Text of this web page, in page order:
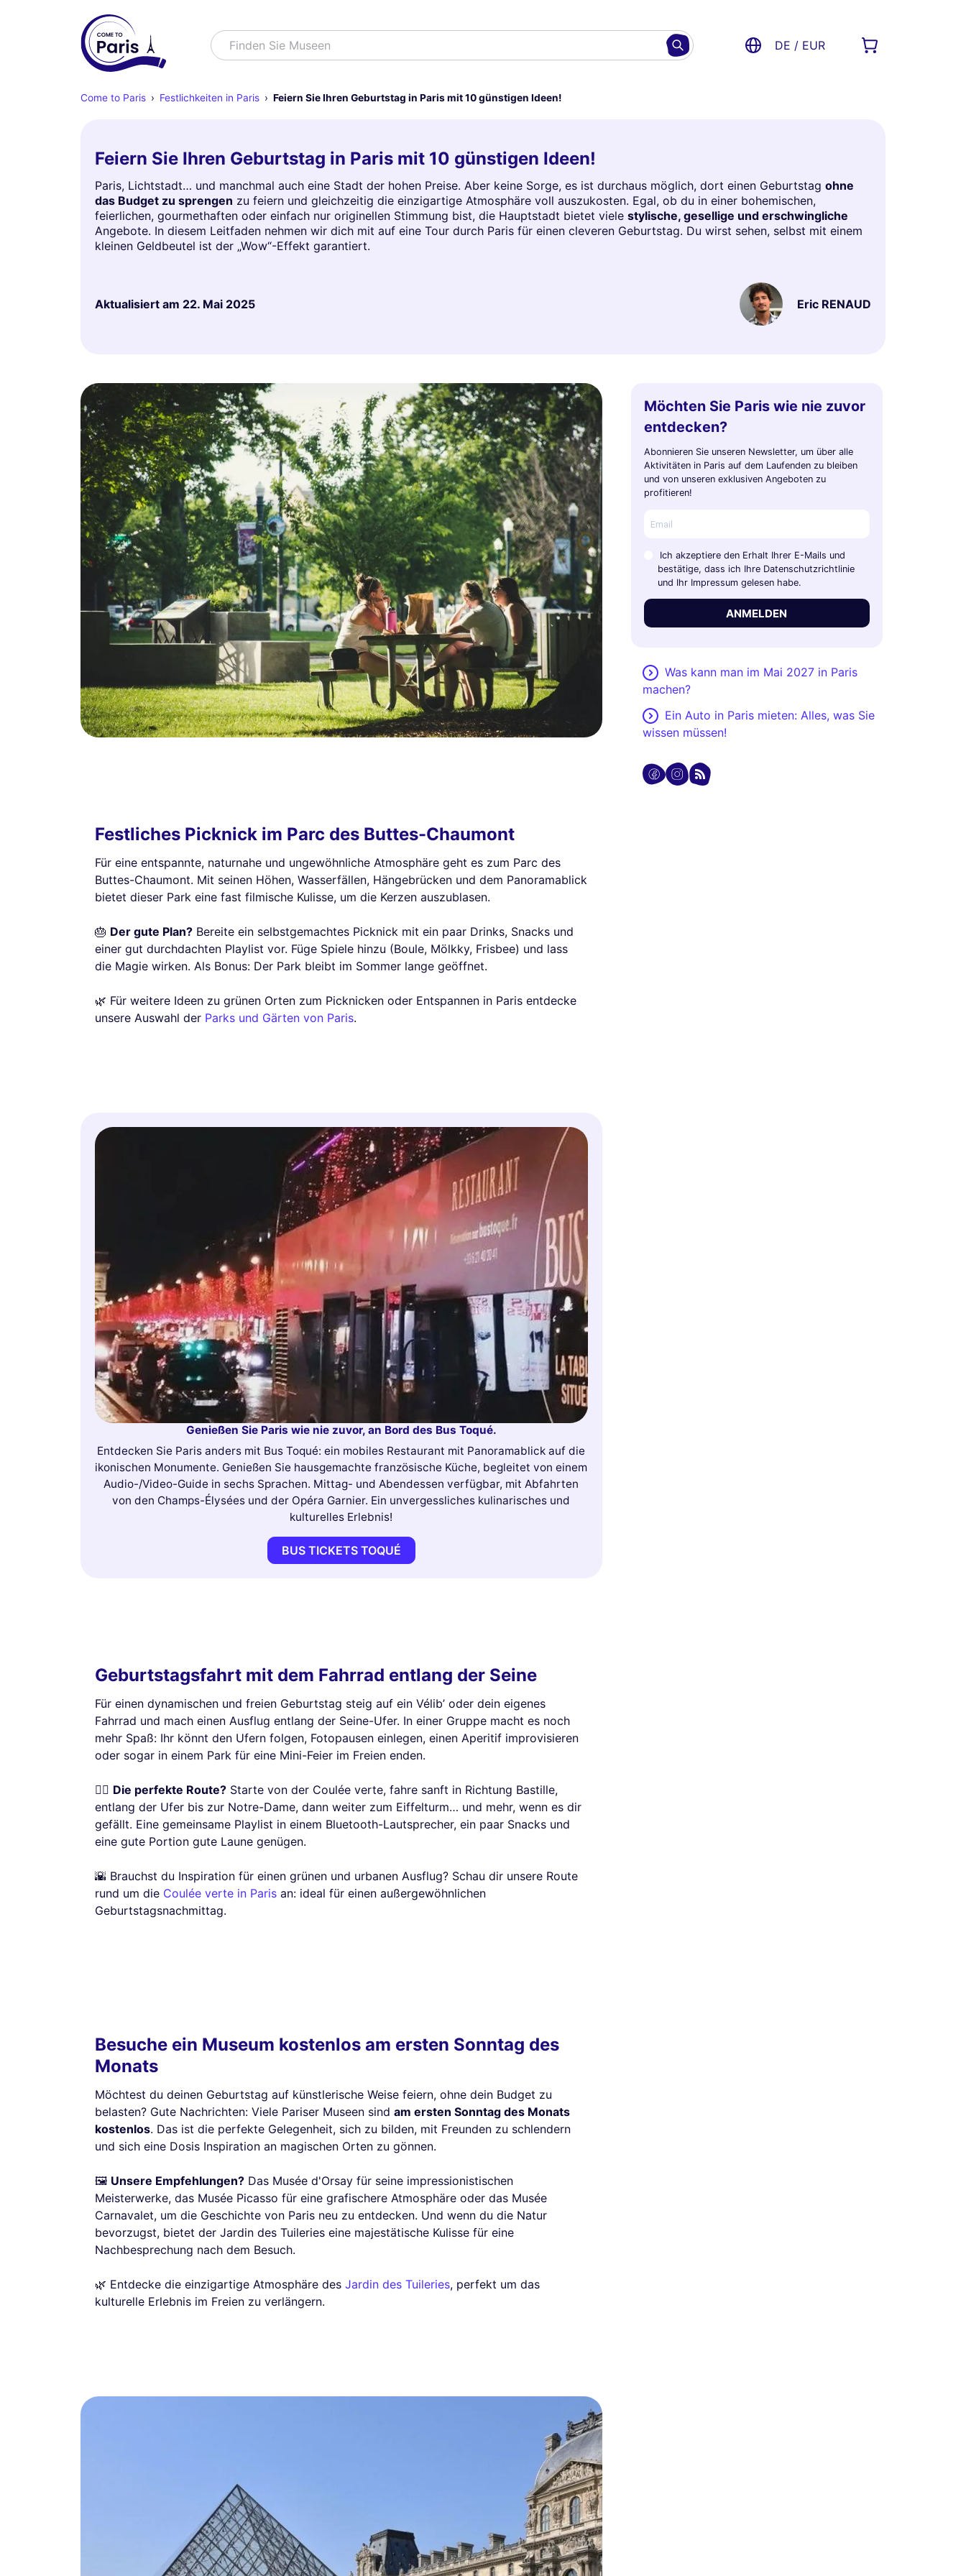
SuchenFinden Sie Museen DE / EUR
Come to Paris Festlichkeiten in Paris Feiern Sie Ihren Geburtstag in Paris mit 10 günstigen Ideen!
Feiern Sie Ihren Geburtstag in Paris mit 10 günstigen Ideen!
Paris, Lichtstadt… und manchmal auch eine Stadt der hohen Preise. Aber keine Sorge, es ist durchaus möglich, dort einen Geburtstag ohne
das Budget zu sprengen zu feiern und gleichzeitig die einzigartige Atmosphäre voll auszukosten. Egal, ob du in einer bohemischen,
feierlichen, gourmethaften oder einfach nur originellen Stimmung bist, die Hauptstadt bietet viele stylische, gesellige und erschwingliche
Angebote. In diesem Leitfaden nehmen wir dich mit auf eine Tour durch Paris für einen cleveren Geburtstag. Du wirst sehen, selbst mit einem
kleinen Geldbeutel ist der „Wow“-Effekt garantiert.
Aktualisiert am 22. Mai 2025 Eric RENAUD
Festliches Picknick im Parc des Buttes-Chaumont
Für eine entspannte, naturnahe und ungewöhnliche Atmosphäre geht es zum Parc des
Buttes-Chaumont. Mit seinen Höhen, Wasserfällen, Hängebrücken und dem Panoramablick
bietet dieser Park eine fast filmische Kulisse, um die Kerzen auszublasen.
🎂 Der gute Plan? Bereite ein selbstgemachtes Picknick mit ein paar Drinks, Snacks und
einer gut durchdachten Playlist vor. Füge Spiele hinzu (Boule, Mölkky, Frisbee) und lass
die Magie wirken. Als Bonus: Der Park bleibt im Sommer lange geöffnet.
🌿 Für weitere Ideen zu grünen Orten zum Picknicken oder Entspannen in Paris entdecke
unsere Auswahl der Parks und Gärten von Paris.
Genießen Sie Paris wie nie zuvor, an Bord des Bus Toqué.
Entdecken Sie Paris anders mit Bus Toqué: ein mobiles Restaurant mit Panoramablick auf die
ikonischen Monumente. Genießen Sie hausgemachte französische Küche, begleitet von einem
Audio-/Video-Guide in sechs Sprachen. Mittag- und Abendessen verfügbar, mit Abfahrten
von den Champs-Élysées und der Opéra Garnier. Ein unvergessliches kulinarisches und
kulturelles Erlebnis!
BUS TICKETS TOQUÉ
Geburtstagsfahrt mit dem Fahrrad entlang der Seine
Für einen dynamischen und freien Geburtstag steig auf ein Vélib’ oder dein eigenes
Fahrrad und mach einen Ausflug entlang der Seine-Ufer. In einer Gruppe macht es noch
mehr Spaß: Ihr könnt den Ufern folgen, Fotopausen einlegen, einen Aperitif improvisieren
oder sogar in einem Park für eine Mini-Feier im Freien enden.
🚴‍♀️ Die perfekte Route? Starte von der Coulée verte, fahre sanft in Richtung Bastille,
entlang der Ufer bis zur Notre-Dame, dann weiter zum Eiffelturm… und mehr, wenn es dir
gefällt. Eine gemeinsame Playlist in einem Bluetooth-Lautsprecher, ein paar Snacks und
eine gute Portion gute Laune genügen.
🌇 Brauchst du Inspiration für einen grünen und urbanen Ausflug? Schau dir unsere Route
rund um die Coulée verte in Paris an: ideal für einen außergewöhnlichen
Geburtstagsnachmittag.
Besuche ein Museum kostenlos am ersten Sonntag des
Monats
Möchtest du deinen Geburtstag auf künstlerische Weise feiern, ohne dein Budget zu
belasten? Gute Nachrichten: Viele Pariser Museen sind am ersten Sonntag des Monats
kostenlos. Das ist die perfekte Gelegenheit, sich zu bilden, mit Freunden zu schlendern
und sich eine Dosis Inspiration an magischen Orten zu gönnen.
🖼️ Unsere Empfehlungen? Das Musée d'Orsay für seine impressionistischen
Meisterwerke, das Musée Picasso für eine grafischere Atmosphäre oder das Musée
Carnavalet, um die Geschichte von Paris neu zu entdecken. Und wenn du die Natur
bevorzugst, bietet der Jardin des Tuileries eine majestätische Kulisse für eine
Nachbesprechung nach dem Besuch.
🌿 Entdecke die einzigartige Atmosphäre des Jardin des Tuileries, perfekt um das
kulturelle Erlebnis im Freien zu verlängern.
Möchten Sie Paris wie nie zuvor
entdecken?
Abonnieren Sie unseren Newsletter, um über alle
Aktivitäten in Paris auf dem Laufenden zu bleiben
und von unseren exklusiven Angeboten zu
profitieren!
Ich akzeptiere den Erhalt Ihrer E-Mails und
bestätige, dass ich Ihre Datenschutzrichtlinie
und Ihr Impressum gelesen habe.
ANMELDEN
Was kann man im Mai 2027 in Paris
machen?
Ein Auto in Paris mieten: Alles, was Sie
wissen müssen!